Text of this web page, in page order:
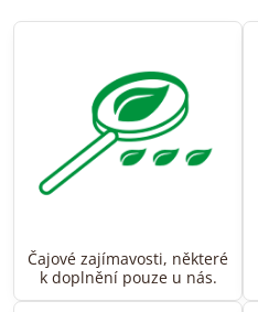
Čajové zajímavosti, některé
k doplnění pouze u nás.